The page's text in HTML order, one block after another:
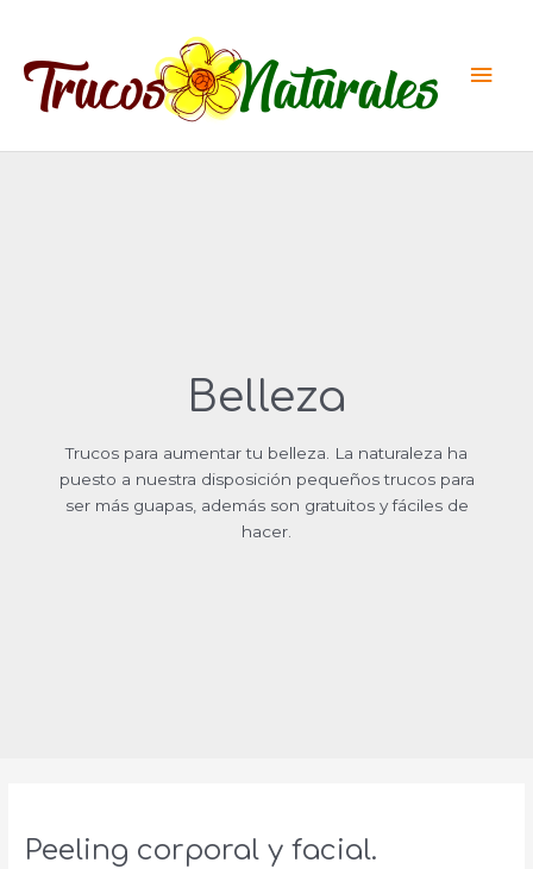
contenido
Belleza
Trucos para aumentar tu belleza. La naturaleza ha
puesto a nuestra disposición pequeños trucos para
ser más guapas, además son gratuitos y fáciles de
hacer.
Peeling corporal y facial.